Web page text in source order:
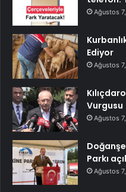
Ağustos
Ediyor
Ağustos
Vurgusu
Ağustos
Parkı
Ağustos